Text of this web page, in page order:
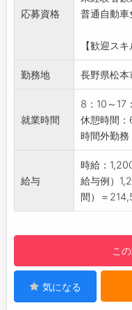
き、現場を
で、安心
【充実し
・教育制
・資格受
【貸与品】
・作業着：
・PC
・社用車
【実際に
性）】
・建設現
に段取り
をし易い
■今の仕
・日頃、
【おすす
・丁寧な
・もくも
業！
・同じ場
足への負担
■年間休日
・リフレッ
できます♪
・土日休み
【休憩も
・午前、
けてお仕
・残業前
応募資格
普通自動車
【歓迎ス
勤務地 長野県松
就業時間
8：10～17
休憩時間
時間外勤務
給与
時給：
給与例）
間）＝
こ
気になる